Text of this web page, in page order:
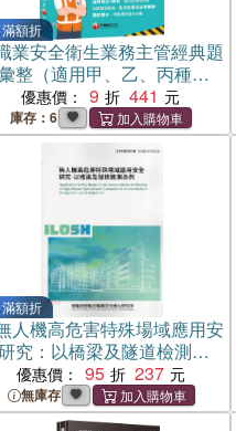
滿額折
業安全衛生業務主管經典題
整（適用甲、乙、丙種一
業）優惠價： 9 441
庫存：6
滿額折
人機高危害特殊場域應用安
究：以橋梁及隧道檢測為
優惠價： 95 237
無庫存